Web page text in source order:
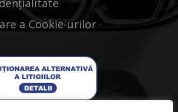
a Cookie-urilor